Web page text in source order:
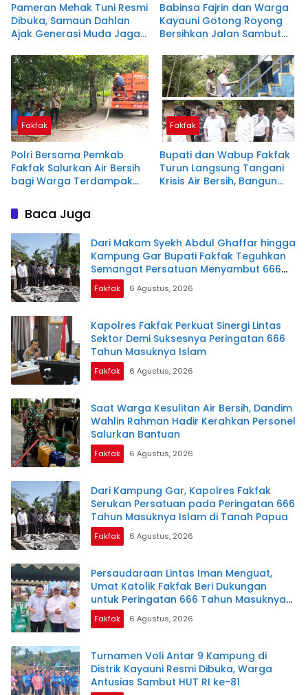
Pameran Mehak Tuni Resmi
Dibuka, Samaun Dahlan
Ajak Generasi Muda Jaga
Babinsa Fajrin dan Warga
Kayauni Gotong Royong
Bersihkan Jalan Sambut
Islam di Tanah Papua
Fakfak
Polri Bersama Pemkab
Fakfak Salurkan Air Bersih
bagi Warga Terdampak
Fakfak
Bupati dan Wabup Fakfak
Turun Langsung Tangani
Krisis Air Bersih, Bangun
Baca Juga
Dari Makam Syekh Abdul Ghaffar hingga
Kampung Gar Bupati Fakfak Teguhkan
Semangat Persatuan Menyambut 666
Tahun Islam
Fakfak 6 Agustus, 2026
Kapolres Fakfak Perkuat Sinergi Lintas
Sektor Demi Suksesnya Peringatan 666
Tahun Masuknya Islam
Fakfak 6 Agustus, 2026
Saat Warga Kesulitan Air Bersih, Dandim
Wahlin Rahman Hadir Kerahkan Personel
Salurkan Bantuan
Fakfak 6 Agustus, 2026
Dari Kampung Gar, Kapolres Fakfak
Serukan Persatuan pada Peringatan 666
Tahun Masuknya Islam di Tanah Papua
Fakfak 6 Agustus, 2026
Persaudaraan Lintas Iman Menguat,
Umat Katolik Fakfak Beri Dukungan
untuk Peringatan 666 Tahun Masuknya
Islam di Tanah Papua
Fakfak 6 Agustus, 2026
Turnamen Voli Antar 9 Kampung di
Distrik Kayauni Resmi Dibuka, Warga
Antusias Sambut HUT RI ke-81